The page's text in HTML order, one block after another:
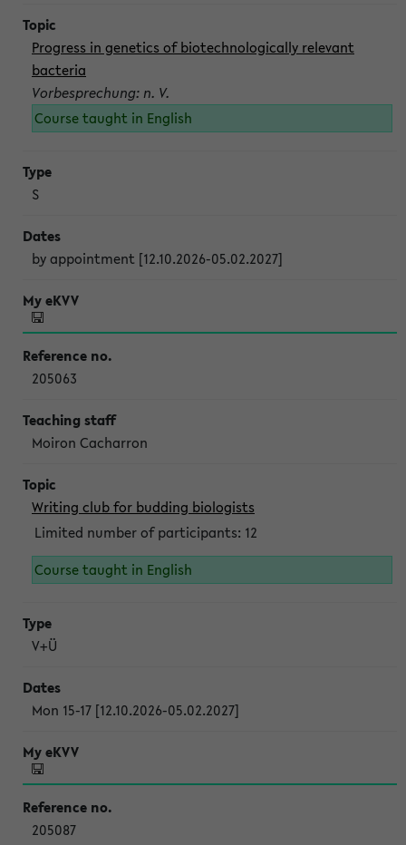
Progress in genetics of biotechnologically relevant
bacteria
Vorbesprechung: n. V.
Course taught in English
S
by appointment [12.10.2026-05.02.2027]
205063
Moiron Cacharron
Writing club for budding biologists
Limited number of participants: 12
Course taught in English
V+Ü
Mon 15-17 [12.10.2026-05.02.2027]
205087